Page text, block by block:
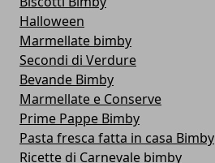
Halloween
Marmellate bimby
Secondi di Verdure
Bevande Bimby
Marmellate e Conserve
Prime Pappe Bimby
Pasta fresca fatta in casa Bimby
Ricette di Carnevale bimby